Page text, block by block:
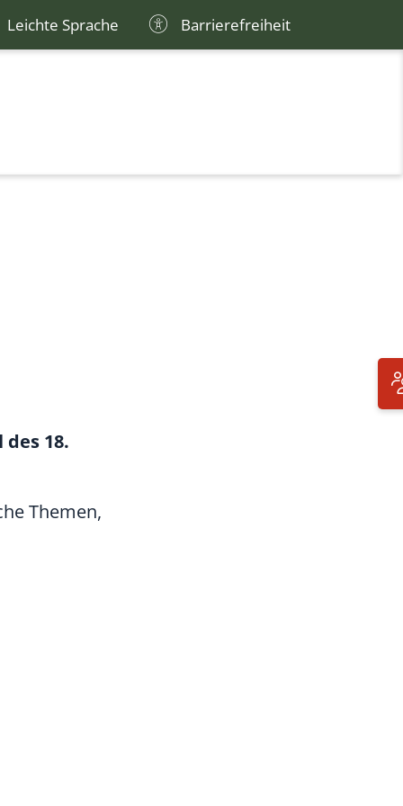
Leichte Sprache Barrierefreiheit
des 18.
Themen,